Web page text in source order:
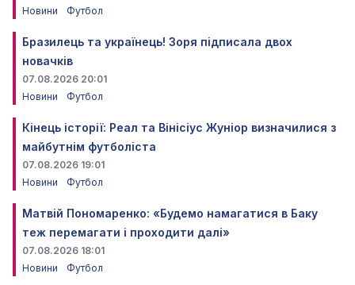
Новини
Футбол
Бразилець та українець! Зоря підписала двох
новачків
07.08.2026 20:01
Новини
Футбол
Кінець історії: Реал та Вінісіус Жуніор визначилися з
майбутнім футболіста
07.08.2026 19:01
Новини
Футбол
Матвій Пономаренко: «Будемо намагатися в Баку
теж перемагати і проходити далі»
07.08.2026 18:01
Новини
Футбол